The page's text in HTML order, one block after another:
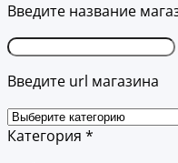
Введите название
Введите url магазина
Категория *